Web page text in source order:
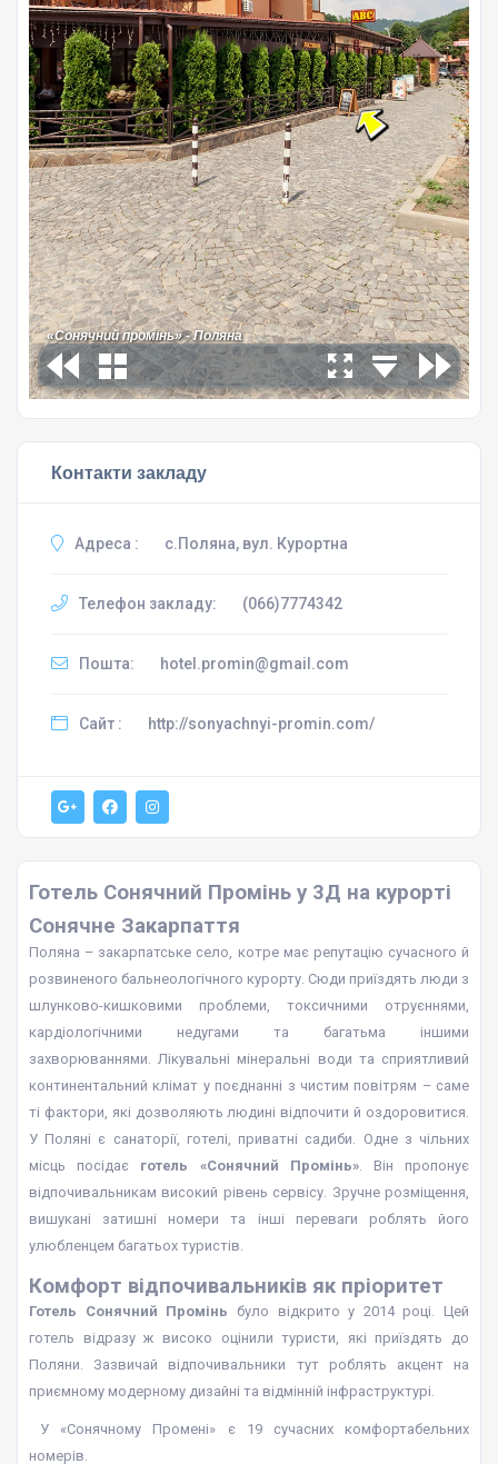
Контакти закладу
Адреса : с.Поляна, вул. Курортна
Телефон закладу: (066)7774342
Пошта: hotel.promin@gmail.com
Сайт : http://sonyachnyi-promin.com/
Готель Сонячний Промінь у 3Д на курорті
Сонячне Закарпаття
Поляна – закарпатське село, котре має репутацію сучасного й
розвиненого бальнеологічного курорту. Сюди приїздять люди з
шлунково-кишковими проблеми, токсичними отруєннями,
кардіологічними недугами та багатьма іншими
захворюваннями. Лікувальні мінеральні води та сприятливий
континентальний клімат у поєднанні з чистим повітрям – саме
ті фактори, які дозволяють людині відпочити й оздоровитися.
У Поляні є санаторії, готелі, приватні садиби. Одне з чільних
місць посідає готель «Сонячний Промінь». Він пропонує
відпочивальникам високий рівень сервісу. Зручне розміщення,
вишукані затишні номери та інші переваги роблять його
улюбленцем багатьох туристів.
Комфорт відпочивальників як пріоритет
Готель Сонячний Промінь було відкрито у 2014 році. Цей
готель відразу ж високо оцінили туристи, які приїздять до
Поляни. Зазвичай відпочивальники тут роблять акцент на
приємному модерному дизайні та відмінній інфраструктурі.
У «Сонячному Промені» є 19 сучасних комфортабельних
номерів.